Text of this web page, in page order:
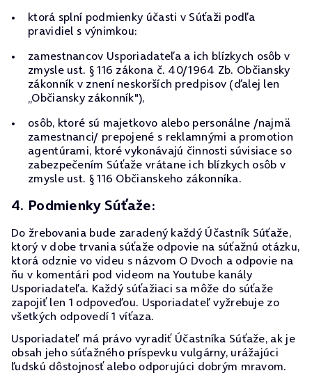
ktorá splní podmienky účasti v Súťaži podľa
pravidiel s výnimkou:
zamestnancov Usporiadateľa a ich blízkych osôb v
zmysle ust. § 116 zákona č. 40/1964 Zb. Občiansky
zákonník v znení neskorších predpisov (ďalej len
„Občiansky zákonník"),
osôb, ktoré sú majetkovo alebo personálne /najmä
zamestnanci/ prepojené s reklamnými a promotion
agentúrami, ktoré vykonávajú činnosti súvisiace so
zabezpečením Súťaže vrátane ich blízkych osôb v
zmysle ust. § 116 Občianskeho zákonníka.
4. Podmienky Súťaže:
Do žrebovania bude zaradený každý Účastník Súťaže,
ktorý v dobe trvania súťaže odpovie na súťažnú otázku,
ktorá odznie vo videu s názvom O Dvoch a odpovie na
ňu v komentári pod videom na Youtube kanály
Usporiadateľa. Každý súťažiaci sa môže do súťaže
zapojiť len 1 odpoveďou. Usporiadateľ vyžrebuje zo
všetkých odpovedí 1 víťaza.
Usporiadateľ má právo vyradiť Účastníka Súťaže, ak je
obsah jeho súťažného príspevku vulgárny, urážajúci
ľudskú dôstojnosť alebo odporujúci dobrým mravom.